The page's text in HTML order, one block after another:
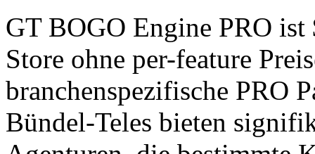
GT BOGO Engine PRO
Store ohne per-feature
branchenspezifische PRO
Bündel-Teles bieten